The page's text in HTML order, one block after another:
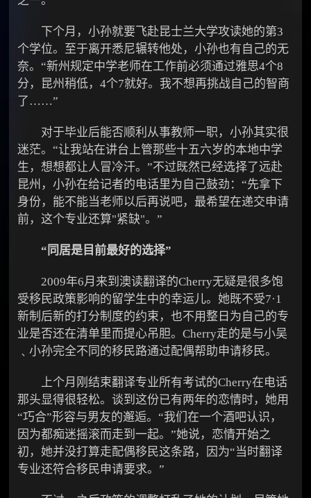
下个月，小孙就要飞赴昆士兰大学攻读她的第3
个学位。至于离开悉尼辗转他处，小孙也有自己的无
奈。“新州规定中学老师在工作前必须通过雅思4个8
分，昆州稍低，4个7就好。我不想再挑战自己的智商
了……”
对于毕业后能否顺利从事教师一职，小孙其实很
迷茫。“让我站在讲台上管那些十五六岁的本地中学
生，想想都让人冒冷汗。”不过既然已经选择了远赴
昆州，小孙在给记者的电话里为自己鼓劲：“先拿下
身份，能不能当老师以后再说吧，最希望在递交申请
前，这个专业还算"紧缺"。”
“同居是目前最好的选择”
2009年6月来到澳读翻译的Cherry无疑是很多饱
受移民政策影响的留学生中的幸运儿。她既不受7·1
新制后新的打分制度的约束，也不用整日为自己的专
业是否还在清单里而提心吊胆。Cherry走的是与小吴
﹑小孙完全不同的移民路通过配偶帮助申请移民。
上个月刚结束翻译专业所有考试的Cherry在电话
那头显得很轻松。谈到这份已有两年的恋情时，她用
“巧合”形容与男友的邂逅。“我们在一个酒吧认识，
因为都痴迷摇滚而走到一起。”她说，恋情开始之
初，她并没打算走配偶移民这条路，因为“当时翻译
专业还符合移民申请要求。”